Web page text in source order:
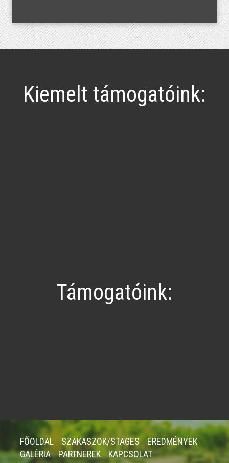
Kiemelt támogatóink:
Támogatóink:
FŐOLDAL SZAKASZOK/STAGES
EREDMÉNYEK
GALÉRIA
PARTNEREK KAPCSOLAT